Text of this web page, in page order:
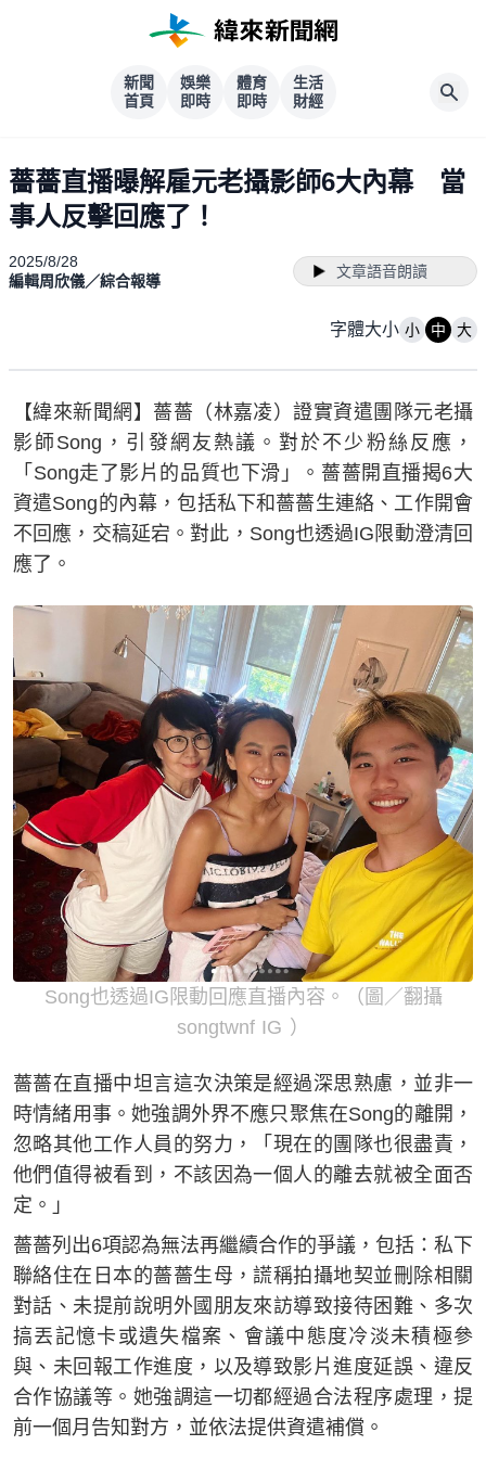
新聞
首頁
娛樂
即時
體育
即時
生活
財經
薔薔直播曝解雇元老攝影師6大內幕 當
事人反擊回應了！
2025/8/28
編輯周欣儀／綜合報導
文章語音朗讀
字體大小 小 中 大
【緯來新聞網】薔薔（林嘉凌）證實資遣團隊元老攝
影師Song，引發網友熱議。對於不少粉絲反應，
「Song走了影片的品質也下滑」。薔薔開直播揭6大
資遣Song的內幕，包括私下和薔薔生連絡、工作開會
不回應，交稿延宕。對此，Song也透過IG限動澄清回
應了。
Song也透過IG限動回應直播內容。（圖／翻攝
songtwnf IG ）
薔薔在直播中坦言這次決策是經過深思熟慮，並非一
時情緒用事。她強調外界不應只聚焦在Song的離開，
忽略其他工作人員的努力，「現在的團隊也很盡責，
他們值得被看到，不該因為一個人的離去就被全面否
定。」
薔薔列出6項認為無法再繼續合作的爭議，包括：私下
聯絡住在日本的薔薔生母，謊稱拍攝地契並刪除相關
對話、未提前說明外國朋友來訪導致接待困難、多次
搞丟記憶卡或遺失檔案、會議中態度冷淡未積極參
與、未回報工作進度，以及導致影片進度延誤、違反
合作協議等。她強調這一切都經過合法程序處理，提
前一個月告知對方，並依法提供資遣補償。